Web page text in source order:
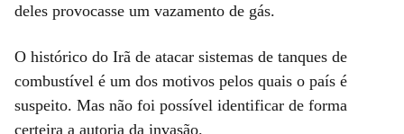
deles provocasse um vazamento de gás.
O histórico do Irã de atacar sistemas de tanques de
combustível é um dos motivos pelos quais o país é
suspeito. Mas não foi possível identificar de forma
certeira a autoria da invasão.